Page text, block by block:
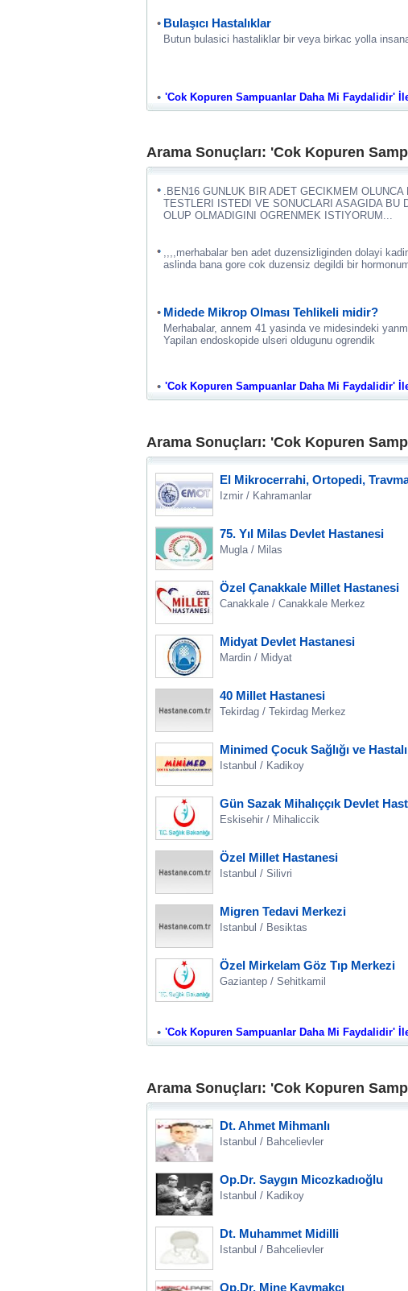
Bulaşıcı Hastalıklar
Butun bulasici hastaliklar bir veya birkac yolla
'Cok Kopuren Sampuanlar Daha Mi Faydalidir'
Arama Sonuçları: 'Cok Kopuren
.BEN16 GUNLUK BIR ADET GECIKMEM OLUNCA
TESTLERI ISTEDI VE SONUCLARI ASAGIDA BU
OLUP OLMADIGINI OGRENMEK ISTIYORUM...
,,,,merhabalar ben adet duzensizliginden dolayi
aslinda bana gore cok duzensiz degildi bir
Midede Mikrop Olması Tehlikeli midir?
Merhabalar, annem 41 yasinda ve midesindeki
Yapilan endoskopide ulseri oldugunu ogrendik
'Cok Kopuren Sampuanlar Daha Mi Faydalidir'
Arama Sonuçları: 'Cok Kopuren
El Mikrocerrahi, Ortopedi,
Izmir / Kahramanlar
75. Yıl Milas Devlet Hastanesi
Mugla / Milas
Özel Çanakkale Millet Hastanesi
Canakkale / Canakkale Merkez
Midyat Devlet Hastanesi
Mardin / Midyat
40 Millet Hastanesi
Tekirdag / Tekirdag Merkez
Minimed Çocuk Sağlığı ve
Istanbul / Kadikoy
Gün Sazak Mihalıççık Devlet
Eskisehir / Mihaliccik
Özel Millet Hastanesi
Istanbul / Silivri
Migren Tedavi Merkezi
Istanbul / Besiktas
Özel Mirkelam Göz Tıp Merkezi
Gaziantep / Sehitkamil
'Cok Kopuren Sampuanlar Daha Mi Faydalidir'
Arama Sonuçları: 'Cok Kopuren
Dt. Ahmet Mihmanlı
Istanbul / Bahcelievler
Op.Dr. Saygın Micozkadıoğlu
Istanbul / Kadikoy
Dt. Muhammet Midilli
Istanbul / Bahcelievler
Op.Dr. Mine Kaymakçı